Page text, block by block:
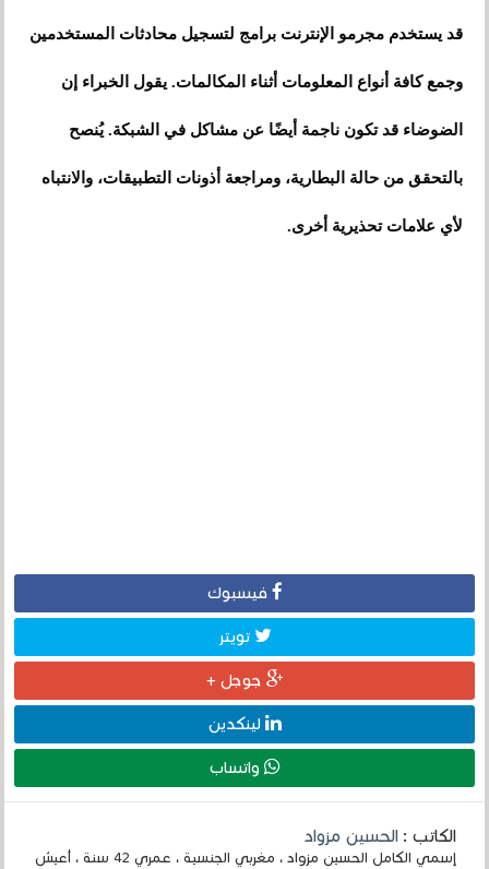
قد يستخدم مجرمو الإنترنت برامج لتسجيل محادثات المستخدمين
وجمع كافة أنواع المعلومات أثناء المكالمات. يقول الخبراء إن
الضوضاء قد تكون ناجمة أيضًا عن مشاكل في الشبكة. يُنصح
بالتحقق من حالة البطارية، ومراجعة أذونات التطبيقات، والانتباه
لأي علامات تحذيرية أخرى.
فيسبوك
تويتر
جوجل +
لينكدين
واتساب
الكاتب :الحسين مزواد
إسمي الكامل الحسين مزواد ، مغربي الجنسية ، عمري 42 سنة ، أعيش